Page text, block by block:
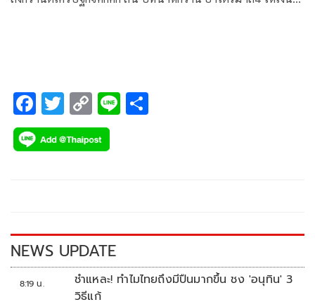
F
ac
e
k
T
wi
tt
C
o
p
k
Li
NEWS UPDATE
8:19 น.
ชำแหละ! ทำไมไทยถึงมีปืนมากขึ้น ชง 'อนุทิน' 3
วิธีแก้